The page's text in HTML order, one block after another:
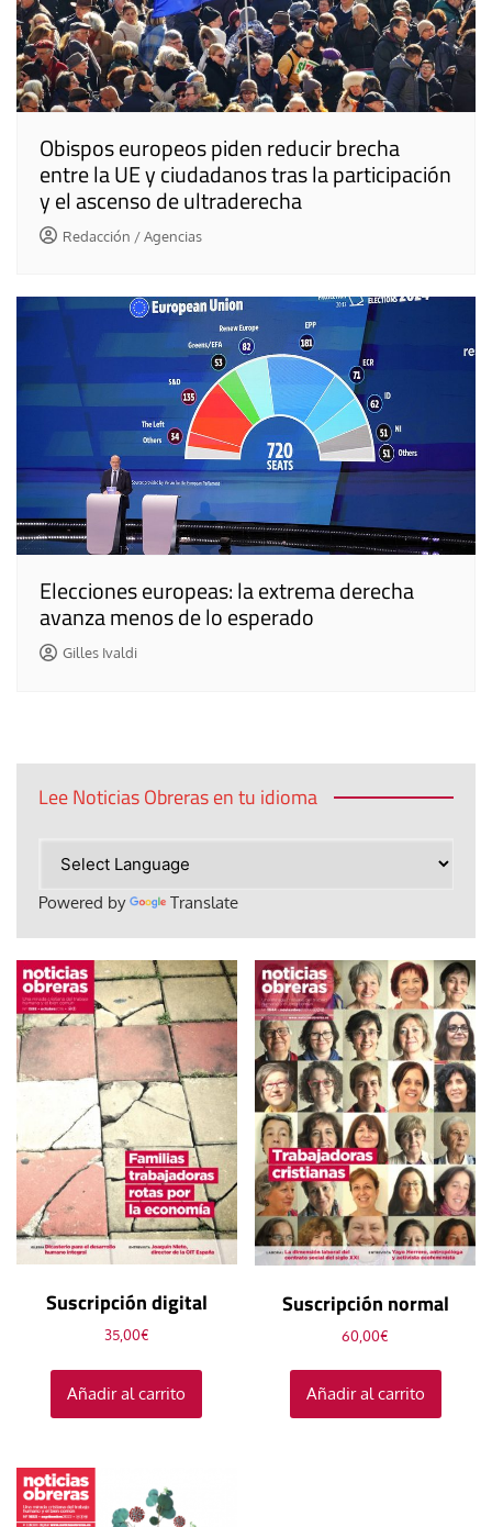
Obispos europeos piden reducir brecha
entre la UE y ciudadanos tras la participación
y el ascenso de ultraderecha
Redacción / Agencias
Elecciones europeas: la extrema derecha
avanza menos de lo esperado
Gilles Ivaldi
Lee Noticias Obreras en tu idioma
Powered by Translate
Suscripción digital
35,00€
Añadir al carrito
Suscripción normal
60,00€
Añadir al carrito